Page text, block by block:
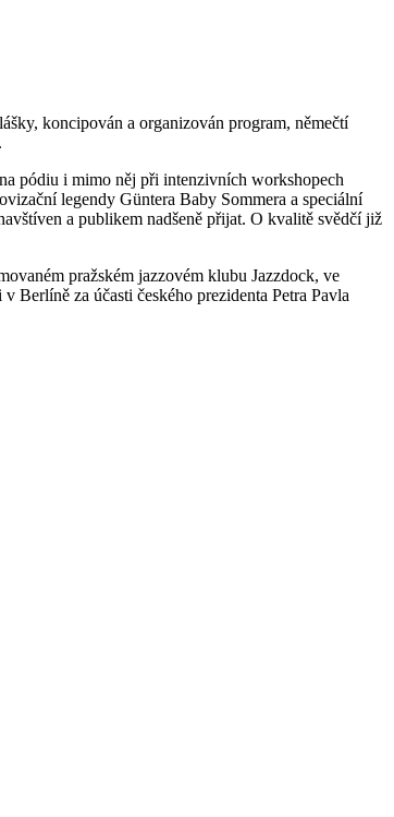
koncipován a organizován program, němečtí
pódiu i mimo něj při intenzivních workshopech
legendy Güntera Baby Sommera a speciální
a publikem nadšeně přijat. O kvalitě svědčí již
pražském jazzovém klubu Jazzdock, ve
Berlíně za účasti českého prezidenta Petra Pavla